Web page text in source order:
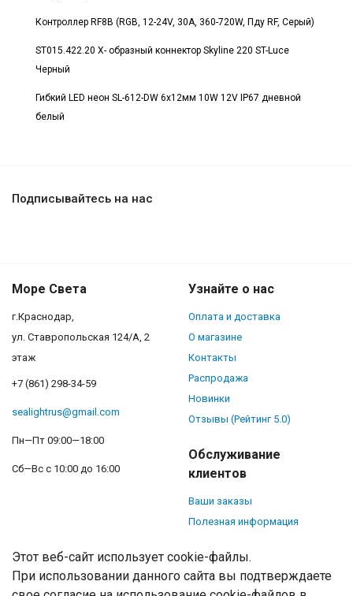
Контроллер RF8B (RGB, 12-24V, 30A, 360-720W, Пду RF, Серый)
ST015.422.20 X- образный коннектор Skyline 220 ST-Luce
Черный
Гибкий LED неон SL-612-DW 6x12мм 10W 12V IP67 дневной
белый
Подписывайтесь на нас
Море Света
г.Краснодар,
ул. Ставропольская 124/А, 2
этаж
+7 (861) 298-34-59
sealightrus@gmail.com
Пн—Пт 09:00—18:00
Сб—Вс с 10:00 до 16:00
Узнайте о нас
Оплата и доставка
О магазине
Контакты
Распродажа
Новинки
Отзывы (Рейтинг 5.0)
Обслуживание
клиентов
Ваши заказы
Полезная информация
Этот веб-сайт использует cookie-файлы.
При использовании данного сайта вы подтверждаете